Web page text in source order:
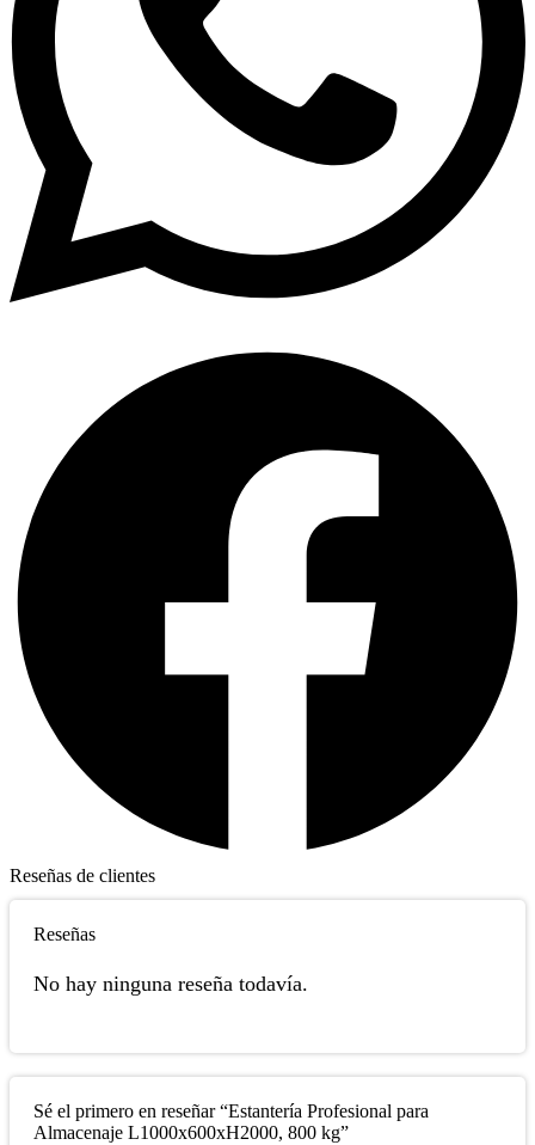
Reseñas de clientes
Reseñas
No hay ninguna reseña todavía.
Sé el primero en reseñar “Estantería Profesional para
Almacenaje L1000x600xH2000, 800 kg”